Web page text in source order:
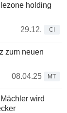
holding
29.12.
CI
zum neuen
08.04.25
MT
wird